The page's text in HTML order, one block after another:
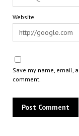
Website
Save my name, email,
comment.